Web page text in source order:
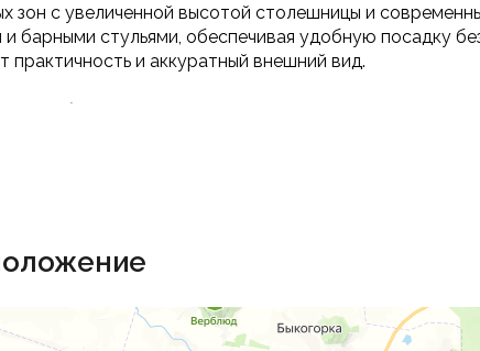
зон с увеличенной высотой столешницы и
барными стульями, обеспечивая удобную посадку
практичность и аккуратный внешний вид.
стульев
таким образом, чтобы сохранять устойчивость и
исполнения